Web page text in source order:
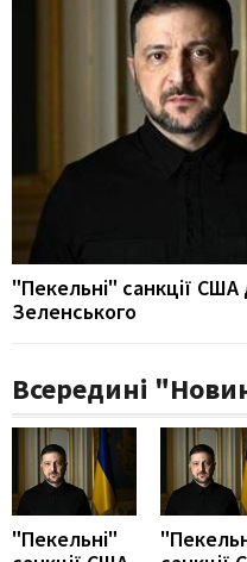
"Пекельні" санкції США
Зеленського
Всередині
"Пекельні"